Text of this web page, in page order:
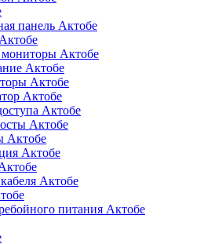
панель Актобе
Актобе
Актобе
Актобе
Актобе
Актобе
Актобе
Актобе
Актобе
Актобе
питания Актобе